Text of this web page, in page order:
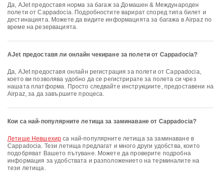
Да, AJet предоставя норма за багаж за Домашен & Международен
полети от Cappadocia. Подробностите варират според типа билет и
дестинацията. Можете да видите информацията за багажа в Airpaz по
време на резервацията.
AJet предоставя ли онлайн чекиране за полети от Cappadocia?
Да, AJet предоставя онлайн регистрация за полети от Cappadocia,
което ви позволява удобно да се регистрирате за полета си чрез
нашата платформа. Просто следвайте инструкциите, предоставени на
Airpaz, за да завършите процеса.
Кои са най-популярните летища за заминаване от Cappadocia?
Летище Невшехир са най-популярните летища за заминаване в
Cappadocia. Тези летища предлагат и много други удобства, които
подобряват Вашето пътуване. Можете да проверите подробна
информация за удобствата и разположението на терминалите на
тези летища.